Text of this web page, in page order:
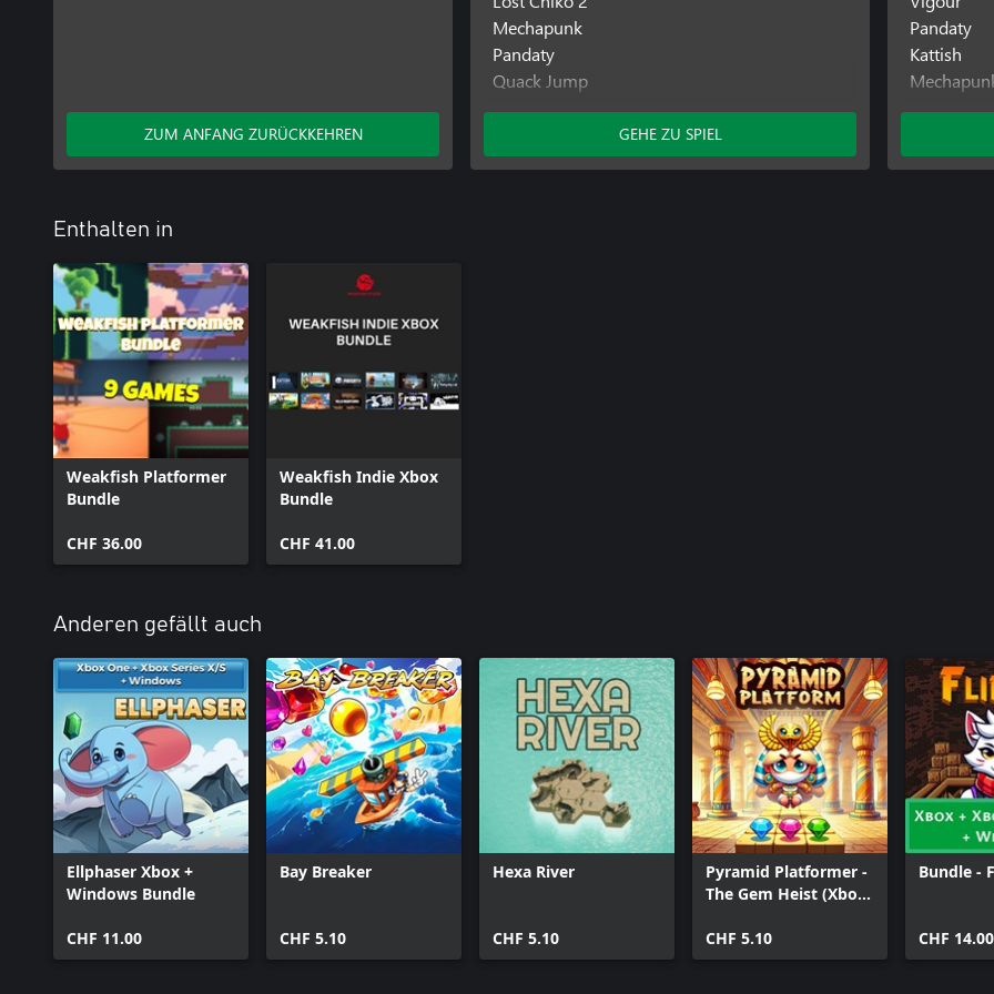
ZUM ANFANG ZURÜCKKEHREN
Mechapunk
Pandaty
Quack Jump
Ratyboy Adventures
Skeljump
GEHE ZU SPIEL
Pandaty
Kattish
Pipe
Ratyboy
Enthalten in
Weakfish Platformer
Bundle
CHF 36.00
Weakfish Indie Xbox
Bundle
CHF 41.00
Anderen gefällt auch
Ellphaser Xbox +
Windows Bundle
CHF 11.00
Bay Breaker
CHF 5.10
Hexa River
CHF 5.10
Pyramid Platformer -
The Gem Heist (Xbox
CHF 5.10
Bundle -
CHF 14.00